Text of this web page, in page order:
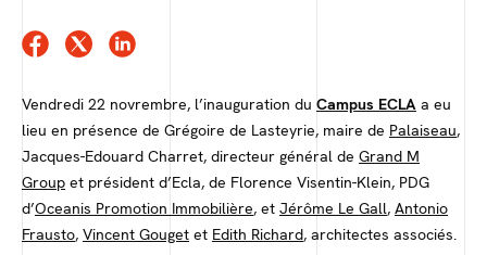
Vendredi 22 novrembre, l’inauguration du Campus ECLA a eu
lieu en présence de Grégoire de Lasteyrie, maire de Palaiseau,
Jacques-Edouard Charret, directeur général de Grand M
Group et président d’Ecla, de Florence Visentin-Klein, PDG
d’Oceanis Promotion Immobilière, et Jérôme Le Gall, Antonio
Frausto, Vincent Gouget et Edith Richard, architectes associés.